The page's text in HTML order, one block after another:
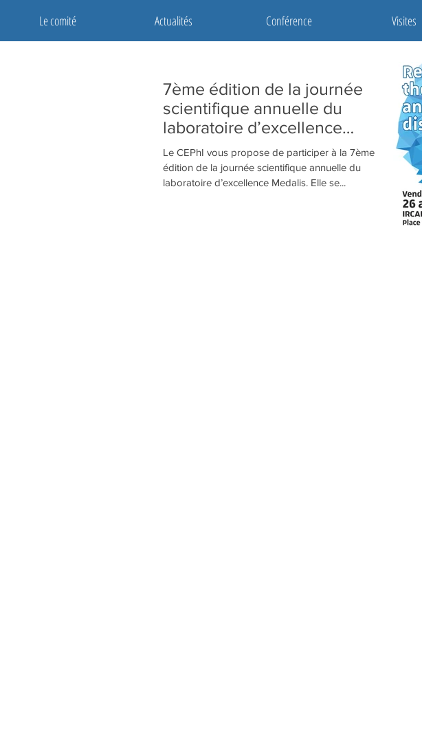
Le comité Actualités Conférence Visites
7ème édition de la journée
scientifique annuelle du
laboratoire d’excellence
Medalis
Le CEPhI vous propose de participer à la 7ème
édition de la journée scientifique annuelle du
laboratoire d’excellence Medalis. Elle se...